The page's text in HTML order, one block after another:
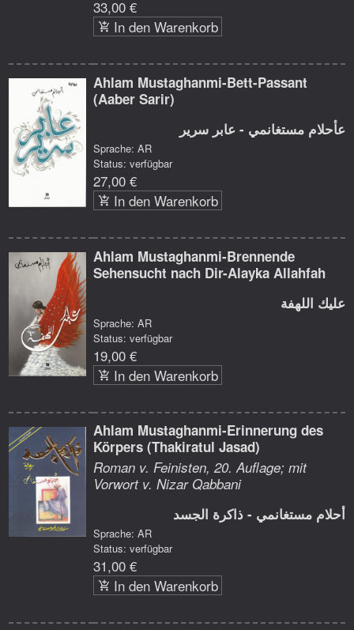
33,00 €
In den Warenkorb
Ahlam Mustaghanmi-Bett-Passant
(Aaber Sarir)
عأحلام مستغانمي - عابر سرير
Sprache: AR
Status: verfügbar
27,00 €
In den Warenkorb
Ahlam Mustaghanmi-Brennende
Sehensucht nach Dir-Alayka Allahfah
عليك اللهفة
Sprache: AR
Status: verfügbar
19,00 €
In den Warenkorb
Ahlam Mustaghanmi-Erinnerung des
Körpers (Thakiratul Jasad)
Roman v. Feinisten, 20. Auflage; mit
Vorwort v. Nizar Qabbani
أحلام مستغانمي - ذاكرة الجسد
Sprache: AR
Status: verfügbar
31,00 €
In den Warenkorb